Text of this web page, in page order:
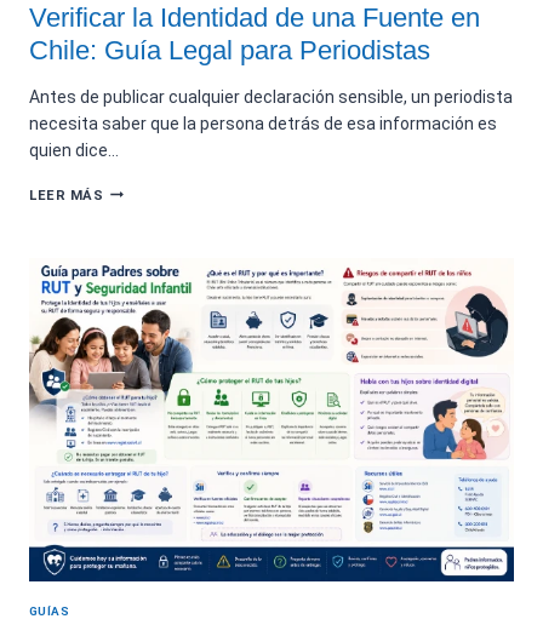
Verificar la Identidad de una Fuente en
Chile: Guía Legal para Periodistas
Antes de publicar cualquier declaración sensible, un periodista
necesita saber que la persona detrás de esa información es
quien dice…
LEER MÁS VERIFICAR
DE
UNA
FUENTE
EN
CHILE:
GUÍA
LEGAL
PARA
PERIODISTAS
GUÍAS